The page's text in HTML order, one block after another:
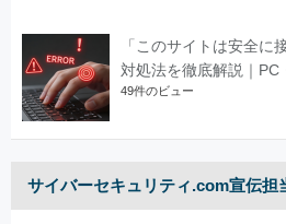
「このサイトは安全に
対処法を徹底解説｜PC
49件のビュー
サイバーセキュリティ.com宣伝担